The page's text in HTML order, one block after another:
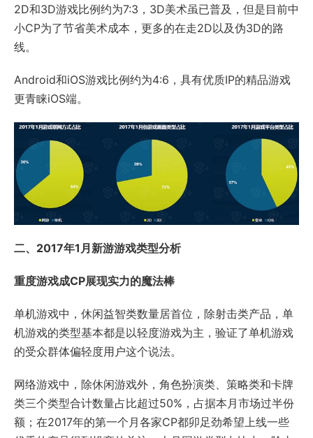
2D和3D游戏比例约为7:3，3D美术虽已普及，但是目前中
小CP为了节省美术成本，更多的在走2D以及伪3D的路
线。
Android和iOS游戏比例约为4:6，具有优质IP的精品游戏
更青睐iOS端。
二、2017年1月新游游戏类型分析
重度游戏成CP展现实力的魔法棒
单机游戏中，休闲益智类数量居首位，除射击类产品，单
机游戏的类型基本都是以轻度游戏为主，验证了单机游戏
的受众群体偏轻度用户这个说法。
网络游戏中，除休闲游戏外，角色扮演类、策略类和卡牌
类三个类型合计数量占比超过50%，占据本月市场过半份
额；在2017年的第一个月各家CP都卯足劲希望上线一些